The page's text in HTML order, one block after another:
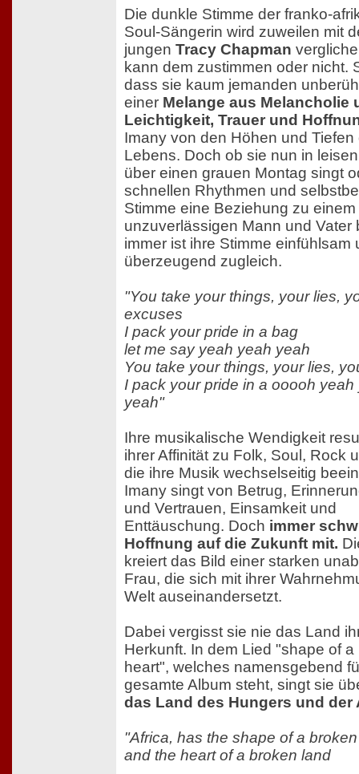
Die dunkle Stimme der franko-
Soul-Sängerin wird zuweilen mit
jungen Tracy Chapman
kann dem zustimmen oder nicht.
dass sie kaum jemanden
einer Melange aus Melancholie
Leichtigkeit, Trauer und
Imany von den Höhen und Tiefen
Lebens. Doch ob sie nun in
über einen grauen Montag singt
schnellen Rhythmen und
Stimme eine Beziehung zu einem
unzuverlässigen Mann und Vater
immer ist ihre Stimme einfühlsam
überzeugend zugleich.
"You take your things, your lies,
excuses
I pack your pride in a bag
let me say yeah yeah yeah
You take your things, your lies,
I pack your pride in a ooooh yeah
yeah"
Ihre musikalische Wendigkeit
ihrer Affinität zu Folk, Soul, Rock
die ihre Musik wechselseitig
Imany singt von Betrug,
und Vertrauen, Einsamkeit und
Enttäuschung. Doch immer
Hoffnung auf die Zukunft mit.
kreiert das Bild einer starken
Frau, die sich mit ihrer
Welt auseinandersetzt.
Dabei vergisst sie nie das Land
Herkunft. In dem Lied "shape of a
heart", welches namensgebend
gesamte Album steht, singt sie
das Land des Hungers und der
"Africa, has the shape of a
and the heart of a broken land